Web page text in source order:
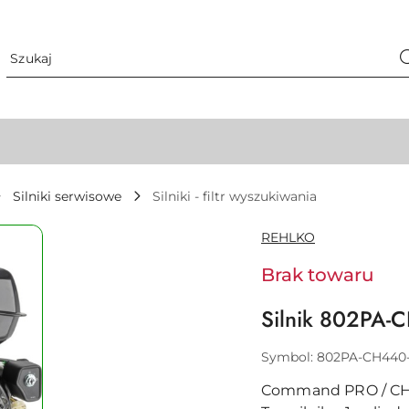
Silniki serwisowe Silniki - filtr wyszukiwania
NAZWA
PRODUCENTA:
REHLKO
Brak towaru
Silnik 802PA-
Symbol: 802PA-
Command PRO /